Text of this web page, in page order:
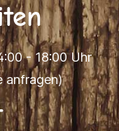
- 18:00 Uhr
anfragen)